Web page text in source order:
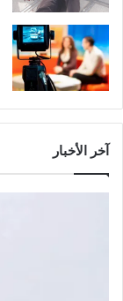
آخر الأخبار